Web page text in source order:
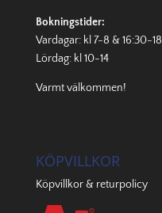
Bokningstider:
Vardagar: kl 7-8 & 16:30-18
Lördag: kl 10-14
Varmt välkommen!
KÖPVILLKOR
Köpvillkor & returpolicy